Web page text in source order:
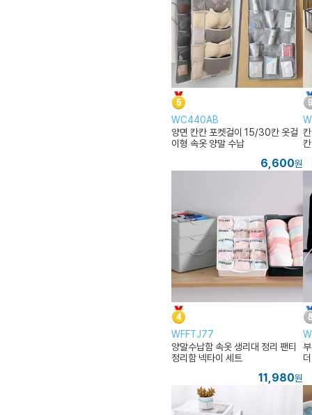
WC440AB
양면 칸칸 포켓걸이 15/30칸 옷걸
이형 속옷 양말 수납
6,600원
WFFTJ77
양말수납함 속옷 생리대 정리 팬티
정리함 넥타이 세트
11,980원